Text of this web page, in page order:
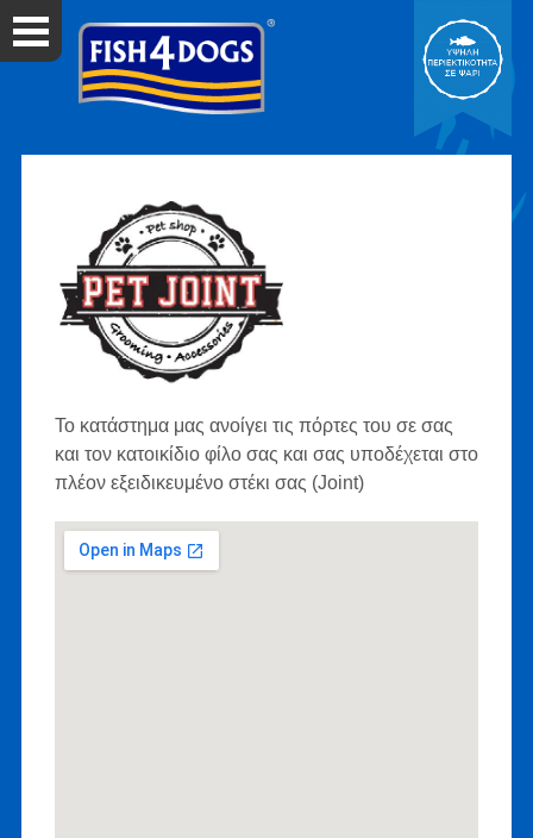
Το κατάστημα μας ανοίγει τις πόρτες του σε σας
και τον κατοικίδιο φίλο σας και σας υποδέχεται στο
πλέον εξειδικευμένο στέκι σας (Joint)